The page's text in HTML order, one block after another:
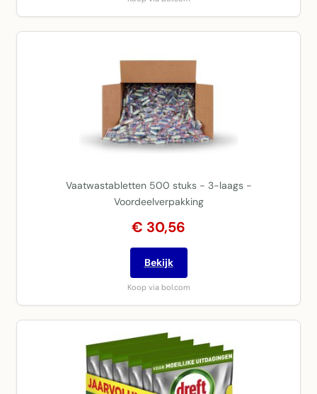
Vaatwastabletten 500 stuks - 3-laags -
Voordeelverpakking
€ 30,56
Bekijk
Koop via bol.com